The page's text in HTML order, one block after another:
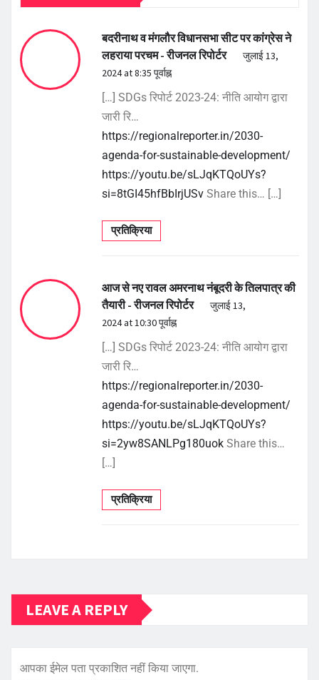
बदरीनाथ व मंगलौर विधानसभा सीट पर कांग्रेस ने
लहराया परचम - रीजनल रिपोर्टर
जुलाई 13,
2024 at 8:35 पूर्वाह्न
[…] SDGs रिपोर्ट 2023-24: नीति आयोग द्वारा
जारी रि…
https://regionalreporter.in/2030-
agenda-for-sustainable-development/
https://youtu.be/sLJqKTQoUYs?
si=8tGI45hfBbIrjUSv Share this… […]
प्रतिक्रिया
आज से नए रावल अमरनाथ नंबूदरी के तिलपात्र की
तैयारी - रीजनल रिपोर्टर
जुलाई 13,
2024 at 10:30 पूर्वाह्न
[…] SDGs रिपोर्ट 2023-24: नीति आयोग द्वारा
जारी रि…
https://regionalreporter.in/2030-
agenda-for-sustainable-development/
https://youtu.be/sLJqKTQoUYs?
si=2yw8SANLPg180uok Share this…
[…]
प्रतिक्रिया
LEAVE A REPLY
आपका ईमेल पता प्रकाशित नहीं किया जाएगा.